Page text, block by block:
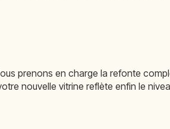
prenons en charge la refonte
nouvelle vitrine reflète enfin le